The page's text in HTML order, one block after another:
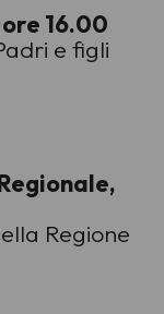
16.00
e figli
Regione